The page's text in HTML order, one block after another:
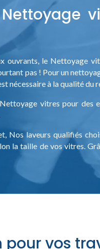
ouvrants, le Nettoyage
pas ! Pour un
nécessaire à la qualité du
vitres pour des
Nos laveurs qualifiés
la taille de vos vitres.
vos